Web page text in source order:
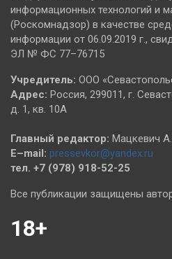
информационных технологий и
(Роскомнадзор) в качестве
информации от 06.09.2019 г.,
ЭЛ № ФС 77–76715
Учредитель: ООО
Адрес: Россия, 299011, г.
д. 1, кв. 10А
Главный редактор: Мацкевич
E–mail: pressevkor@yandex.ru
тел. +7 (978) 918-52-25
Все публикации защищены
18+